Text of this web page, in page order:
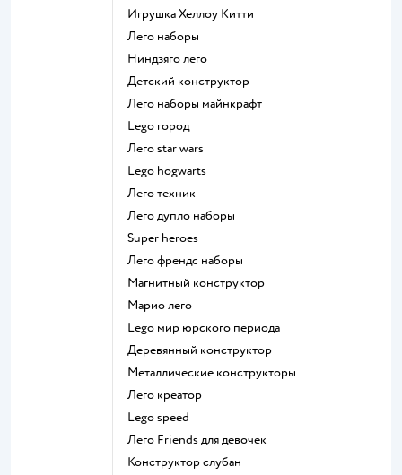
Игрушка Хеллоу Китти
Лего наборы
Ниндзяго лего
Детский конструктор
Лего наборы майнкрафт
Lego город
Лего star wars
Lego hogwarts
Лего техник
Лего дупло наборы
Super heroes
Лего френдс наборы
Магнитный конструктор
Марио лего
Lego мир юрского периода
Деревянный конструктор
Металлические конструкторы
Лего креатор
Lego speed
Лего Friends для девочек
Конструктор слубан